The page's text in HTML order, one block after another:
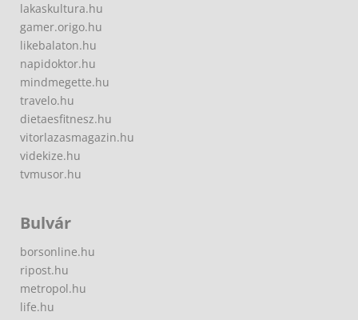
lakaskultura.hu
gamer.origo.hu
likebalaton.hu
napidoktor.hu
mindmegette.hu
travelo.hu
dietaesfitnesz.hu
vitorlazasmagazin.hu
videkize.hu
tvmusor.hu
Bulvár
borsonline.hu
ripost.hu
metropol.hu
life.hu